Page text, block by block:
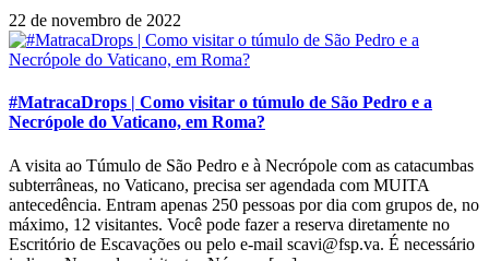
22 de novembro de 2022
#MatracaDrops | Como visitar o túmulo de São Pedro e a
Necrópole do Vaticano, em Roma?
A visita ao Túmulo de São Pedro e à Necrópole com as catacumbas
subterrâneas, no Vaticano, precisa ser agendada com MUITA
antecedência. Entram apenas 250 pessoas por dia com grupos de, no
máximo, 12 visitantes. Você pode fazer a reserva diretamente no
Escritório de Escavações ou pelo e-mail scavi@fsp.va. É necessário